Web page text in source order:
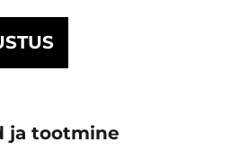
ja tootmine